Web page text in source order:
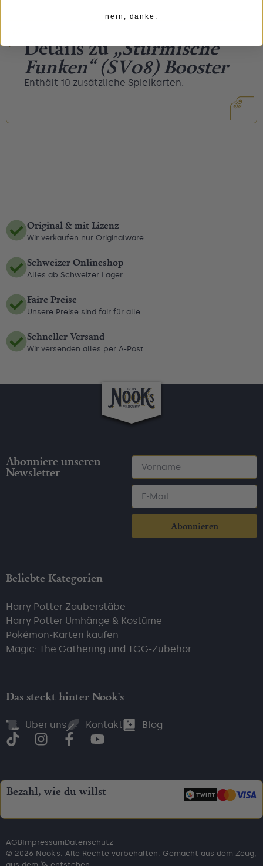
Details zu„Stürmische
Funken“ (SV08) Booster
Enthält 10 zusätzliche Spielkarten.
Original & mit Lizenz
Wir verkaufen nur Originalware
Schweizer Onlineshop
Alles ab Schweizer Lager
Faire Preise
Unsere Preise sind fair für alle
Schneller Versand
Wir versenden alles per A-Post
Abonniere unseren
Newsletter
Abonnieren
Beliebte Kategorien
Harry Potter Zauberstäbe
Harry Potter Umhänge & Kostüme
Pokémon-Karten kaufen
Magic: The Gathering und TCG-Zubehör
Das steckt hinter Nook's
Über uns Kontakt Blog
Bezahl, wie du willst
© 2026 Nook’s. Alle Rechte vorbehalten. Gemacht aus dem Zeug,
AGBImpressumDatenschutz
nein, danke.